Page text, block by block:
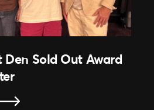
Den Sold Out Award